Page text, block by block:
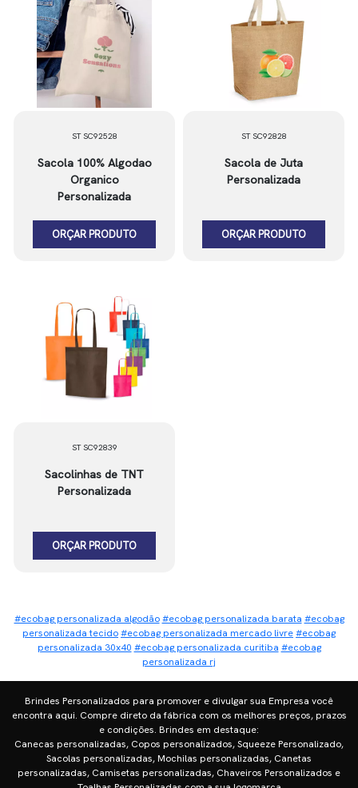
ST SC92528
Sacola 100% Algodao
Organico
Personalizada
ORÇAR PRODUTO
ST SC92828
Sacola de Juta
Personalizada
ORÇAR PRODUTO
ST SC92839
Sacolinhas de TNT
Personalizada
ORÇAR PRODUTO
#ecobag personalizada algodão #ecobag personalizada barata #ecobag
personalizada tecido#ecobag personalizada mercado livre#ecobag
personalizada 30x40 #ecobag personalizada curitiba #ecobag
personalizada rj
Brindes Personalizados para promover e divulgar sua Empresa você
encontra aqui. Compre direto da fábrica com os melhores preços, prazos
e condições. Brindes em destaque:
Canecas personalizadas, Copos personalizados, Squeeze Personalizado,
Sacolas personalizadas, Mochilas personalizadas, Canetas
personalizadas, Camisetas personalizadas, Chaveiros Personalizados e